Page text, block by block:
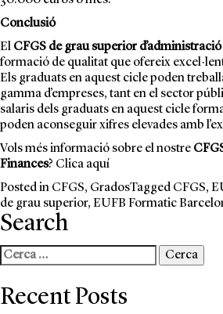
Conclusió
El CFGS de grau superior
formació de qualitat que ofereix
Els graduats en aquest cicle poden
gamma d’empreses, tant en el sector
salaris dels graduats en aquest cicle
poden aconseguir xifres elevades amb
Vols més informació sobre el nostre
Finances? Clica aquí
Posted in CFGS, GradosTagged CFGS,
de grau superior, EUFB Formatic
Search
Cerca:
Recent Posts